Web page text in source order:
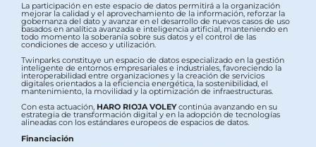
La participación en este espacio de datos permitirá a la organización
mejorar la calidad y el aprovechamiento de la información, reforzar la
gobernanza del dato y avanzar en el desarrollo de nuevos casos de uso
basados en analítica avanzada e inteligencia artificial, manteniendo en
todo momento la soberanía sobre sus datos y el control de las
condiciones de acceso y utilización.
Twinparks constituye un espacio de datos especializado en la gestión
inteligente de entornos empresariales e industriales, favoreciendo la
interoperabilidad entre organizaciones y la creación de servicios
digitales orientados a la eficiencia energética, la sostenibilidad, el
mantenimiento, la movilidad y la optimización de infraestructuras.
Con esta actuación, HARO RIOJA VOLEYcontinúa avanzando en su
estrategia de transformación digital y en la adopción de tecnologías
alineadas con los estándares europeos de espacios de datos.
Financiación